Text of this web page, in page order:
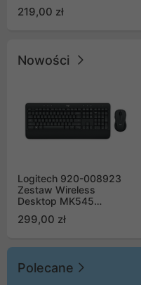
219,00 zł
Nowości
Logitech 920-008923
Zestaw Wireless
Desktop MK545
299,00 zł
Polecane